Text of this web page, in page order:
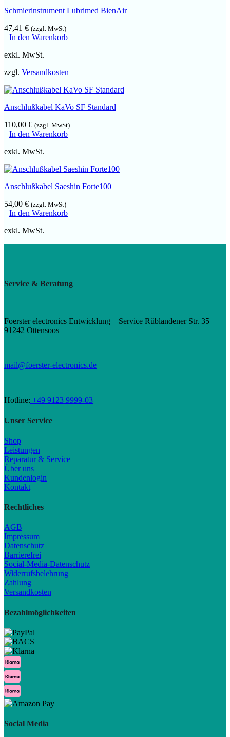
Schmierinstrument Lubrimed BienAir
47,41 € (zzgl. MwSt)
In den Warenkorb
exkl. MwSt.
zzgl. Versandkosten
Anschlußkabel KaVo SF Standard
110,00 € (zzgl. MwSt)
In den Warenkorb
exkl. MwSt.
Anschlußkabel Saeshin Forte100
54,00 € (zzgl. MwSt)
In den Warenkorb
exkl. MwSt.
Service & Beratung
Foerster electronics Entwicklung – Service Rüblandener Str. 35
91242 Ottensoos
mail@foerster-electronics.de
Hotline: +49 9123 9999-03
Unser Service
Shop
Leistungen
Reparatur & Service
Über uns
Kundenlogin
Kontakt
Rechtliches
AGB
Impressum
Datenschutz
Barrierefrei
Social-Media-Datenschutz
Widerrufsbelehrung
Zahlung
Versandkosten
Bezahlmöglichkeiten
Social Media